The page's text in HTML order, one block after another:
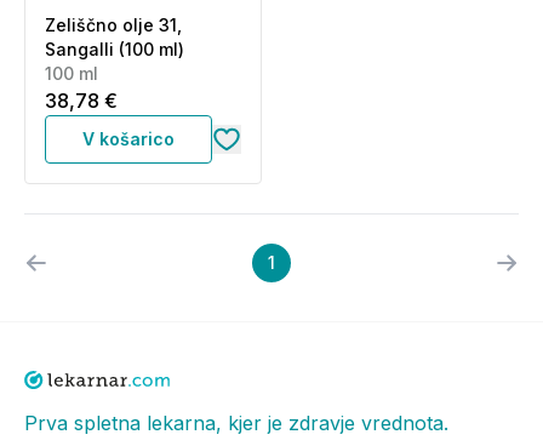
Zeliščno olje 31,
Sangalli (100 ml)
100 ml
38,78 €
V košarico
1
Prva spletna lekarna, kjer je zdravje vrednota.